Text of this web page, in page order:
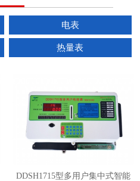
电表
热量表
DDSH1715型多用户集中式智能